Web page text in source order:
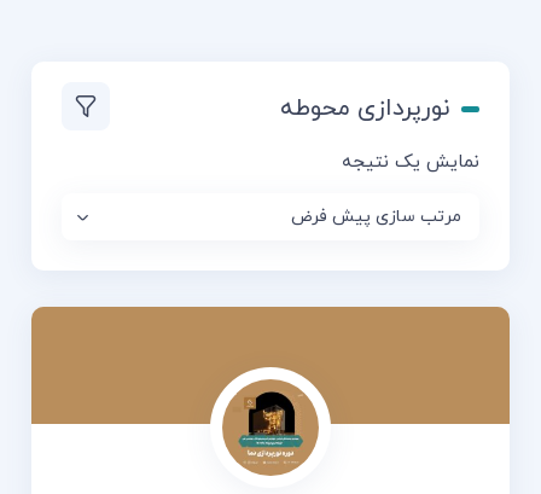
نورپردازی محوطه
نمایش یک نتیجه